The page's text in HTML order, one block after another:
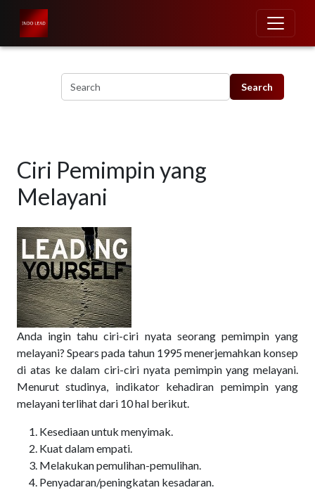
Skip to main content
Ciri Pemimpin yang
Melayani
Anda ingin tahu ciri-ciri nyata seorang pemimpin yang
melayani? Spears pada tahun 1995 menerjemahkan konsep
di atas ke dalam ciri-ciri nyata pemimpin yang melayani.
Menurut studinya, indikator kehadiran pemimpin yang
melayani terlihat dari 10 hal berikut.
Kesediaan untuk menyimak.
Kuat dalam empati.
Melakukan pemulihan-pemulihan.
Penyadaran/peningkatan kesadaran.